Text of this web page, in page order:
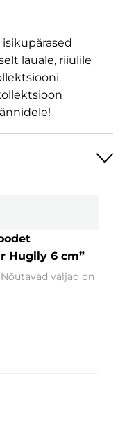
lauale, riiulile
Huglly 6 cm”
Nõutavad väljad on